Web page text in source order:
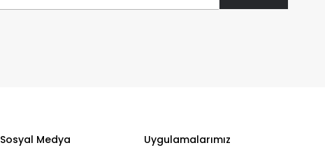
Sosyal Medya Uygulamalarımız